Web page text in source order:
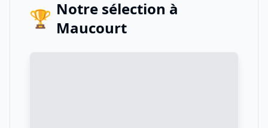
🏆 Notre sélection à
Maucourt